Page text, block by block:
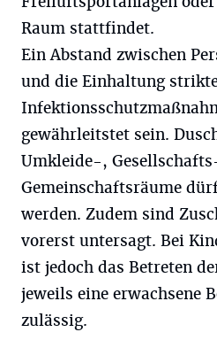
Raum stattfindet.
Ein Abstand zwischen
und die Einhaltung
gewährleitstet sein.
Umkleide-,
Gemeinschaftsräume
werden. Zudem sind
vorerst untersagt. Bei
ist jedoch das Betreten
jeweils eine erwachsene
zulässig.